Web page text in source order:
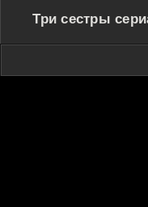
Три сестры